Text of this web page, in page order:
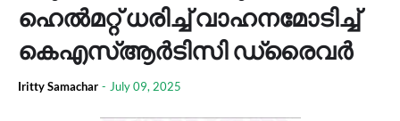
ഹെൽമറ്റ് ധരിച്ച് വാഹനമോടിച്ച്
കെഎസ്ആർടിസി ഡ്രൈവർ
Iritty Samachar - July 09, 2025